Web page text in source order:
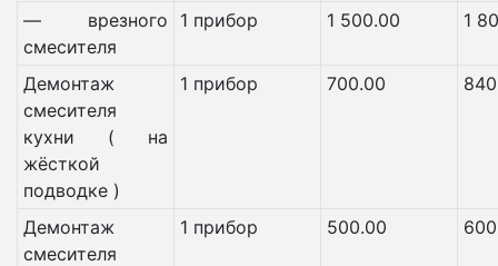
— врезного
смесителя
1 прибор 1 500.00 1
Демонтаж
смесителя
кухни ( на
жёсткой
подводке )
1 прибор 700.00
Демонтаж
смесителя
1 прибор 500.00